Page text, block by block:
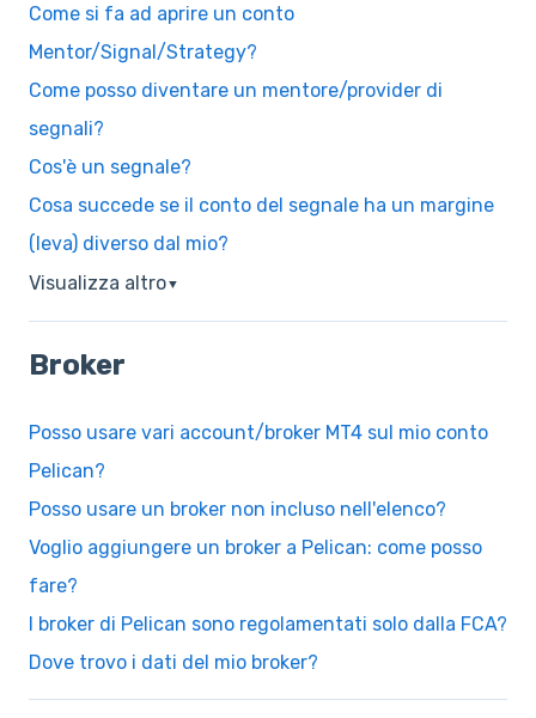
Come si fa ad aprire un conto
Mentor/Signal/Strategy?
Come posso diventare un mentore/provider di
segnali?
Cos'è un segnale?
Cosa succede se il conto del segnale ha un margine
(leva) diverso dal mio?
Visualizza altro▼
Broker
Posso usare vari account/broker MT4 sul mio conto
Pelican?
Posso usare un broker non incluso nell'elenco?
Voglio aggiungere un broker a Pelican: come posso
fare?
I broker di Pelican sono regolamentati solo dalla FCA?
Dove trovo i dati del mio broker?